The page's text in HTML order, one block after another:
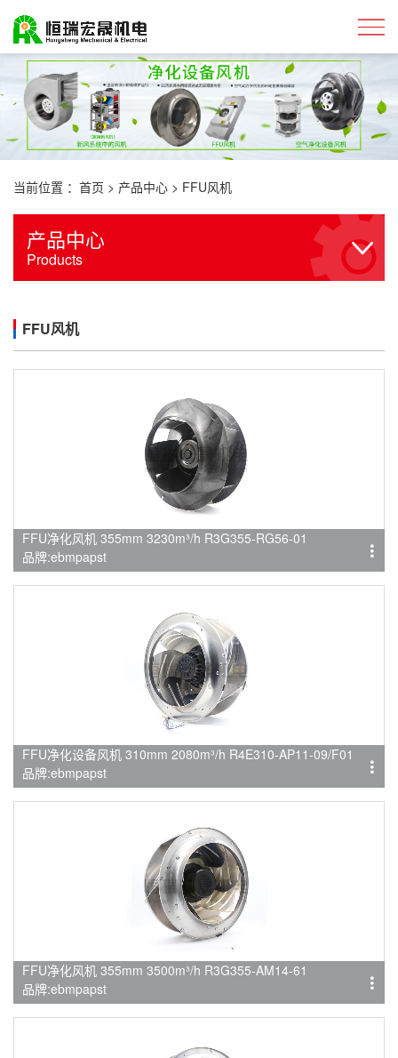
当前位置 ： 首页 > 产品中心 > FFU风机
产品中心
Products
FFU风机
FFU净化风机 355mm 3230m³/h R3G355-RG56-01
品牌:ebmpapst
FFU净化设备风机 310mm 2080m³/h R4E310-AP11-09/F01
品牌:ebmpapst
FFU净化风机 355mm 3500m³/h R3G355-AM14-61
品牌:ebmpapst